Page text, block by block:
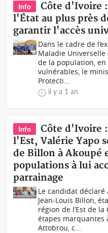
Info
Côte d'Ivoire
l'État au plus près
garantir l'accès
Dans le cadre de
Maladie Universelle
de la population,
vulnérables, le
Protecti...
il y a 1 an
Info
Côte d'Ivoire
l'Est, Valérie Yapo
de Billon à Akoupé
populations à lui
parrainage
Le candidat déclaré
Jean-Louis Billon,
région de l’Est de la
étapes marquantes
Attobrou, c...